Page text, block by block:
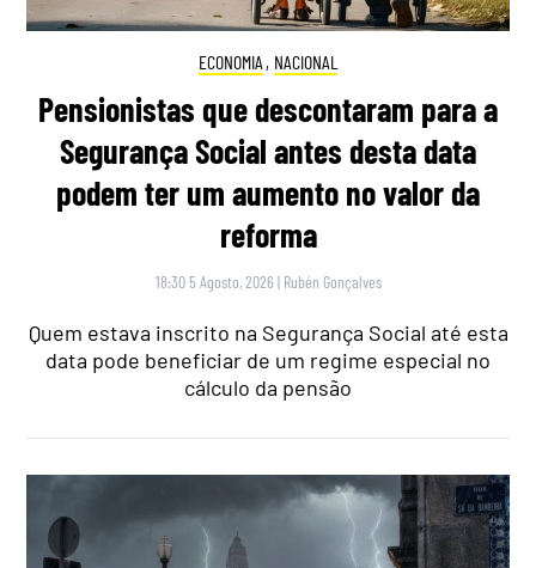
ECONOMIA , NACIONAL
Pensionistas que descontaram para a
Segurança Social antes desta data
podem ter um aumento no valor da
reforma
18:30 5 Agosto, 2026 | Rubén Gonçalves
Quem estava inscrito na Segurança Social até esta
data pode beneficiar de um regime especial no
cálculo da pensão